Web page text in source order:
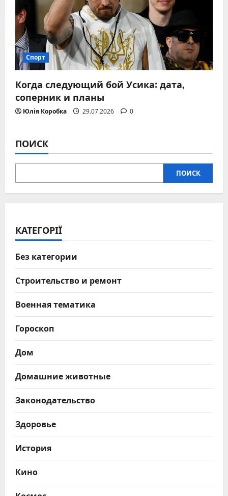
Спорт
Когда следующий бой Усика: дата,
соперник и планы
Юлія Коробка 29.07.2026 0
ПОИСК
ПОИСК
КАТЕГОРІЇ
Без категории
Строительство и ремонт
Военная тематика
Гороскоп
Дом
Домашние животные
Законодательство
Здоровье
История
Кино